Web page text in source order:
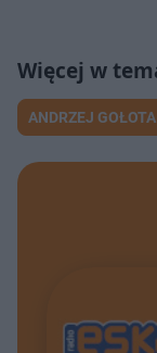
ANDRZEJ GOŁOTA